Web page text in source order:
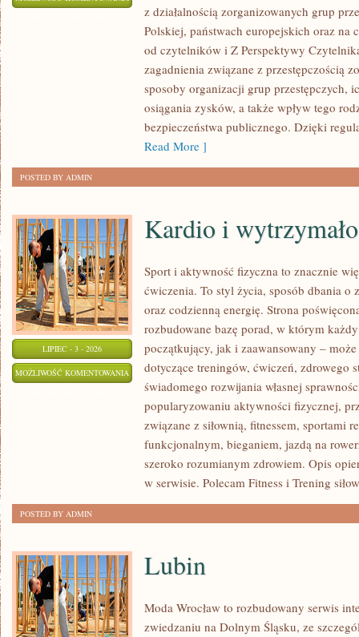
MAFIA
z działalnością zorganizowanych grup
Polskiej, państwach europejskich oraz na
od czytelników i Z Perspektywy
zagadnienia związane z przestępczością
sposoby organizacji grup przestępczych,
osiągania zysków, a także wpływ tego
bezpieczeństwa publicznego. Dzięki
Read More ]
POSTED BY ADMIN
LIPIEC - 3 - 2026
MOŻLIWOŚĆ KOMENTOWANIA KARDIO
WYTRZYMAŁOŚĆ
Kardio i
Sport i aktywność fizyczna to znacznie
ćwiczenia. To styl życia, sposób dbania o
oraz codzienną energię. Strona
rozbudowane bazę porad, w którym
początkujący, jak i zaawansowany –
dotyczące treningów, ćwiczeń, zdrowego
świadomego rozwijania własnej
popularyzowaniu aktywności fizycznej,
związane z siłownią, fitnessem, sportami
funkcjonalnym, bieganiem, jazdą na
szeroko rozumianym zdrowiem. Opis
w serwisie. Polecam Fitness i Trening
POSTED BY ADMIN
Lubin
Moda Wrocław to rozbudowany serwis
zwiedzaniu na Dolnym Śląsku, ze